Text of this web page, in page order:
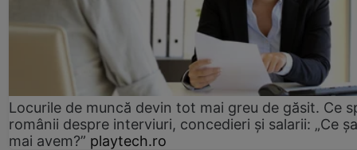
Locurile de muncă devin tot mai greu de găsit. Ce
românii despre interviuri, concedieri și salarii: „Ce
mai avem?” playtech.ro